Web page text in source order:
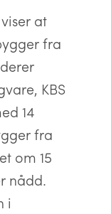
at
fra
KBS
14
fra
om 15
nådd.
i